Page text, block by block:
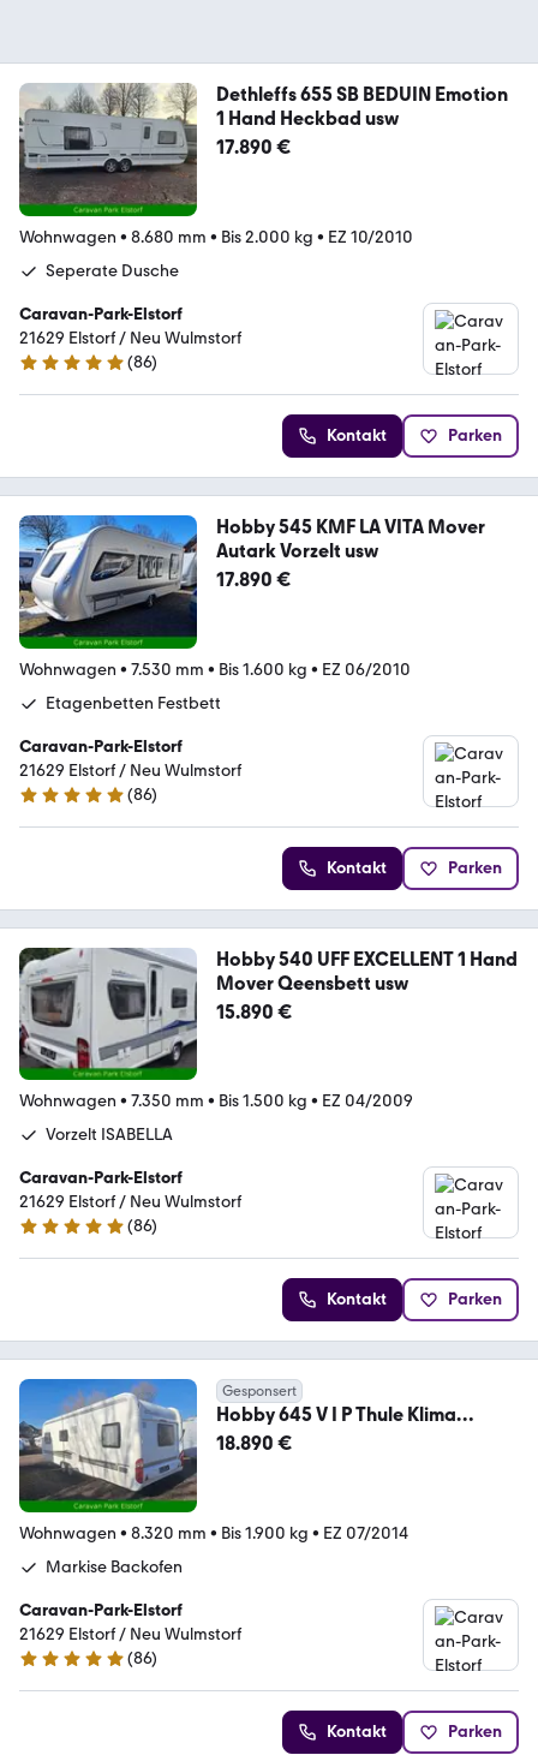
Dethleffs 655 SB BEDUIN Emotion
1 Hand Heckbad usw
17.890 €
Wohnwagen • 8.680 mm • Bis 2.000 kg • EZ 10/2010
Seperate Dusche
Caravan-Park-Elstorf
21629 Elstorf / Neu Wulmstorf
5 Sterne
(86)
Kontakt Parken
Hobby 545 KMF LA VITA Mover
Autark Vorzelt usw
17.890 €
Wohnwagen • 7.530 mm • Bis 1.600 kg • EZ 06/2010
Etagenbetten Festbett
Caravan-Park-Elstorf
21629 Elstorf / Neu Wulmstorf
5 Sterne
(86)
Kontakt Parken
Hobby 540 UFF EXCELLENT 1 Hand
Mover Qeensbett usw
15.890 €
Wohnwagen • 7.350 mm • Bis 1.500 kg • EZ 04/2009
Vorzelt ISABELLA
Caravan-Park-Elstorf
21629 Elstorf / Neu Wulmstorf
5 Sterne
(86)
Kontakt Parken
Gesponsert
Hobby 645 V I P Thule Klima
Sondermodell usw
18.890 €
Wohnwagen • 8.320 mm • Bis 1.900 kg • EZ 07/2014
Markise Backofen
Caravan-Park-Elstorf
21629 Elstorf / Neu Wulmstorf
5 Sterne
(86)
Kontakt Parken